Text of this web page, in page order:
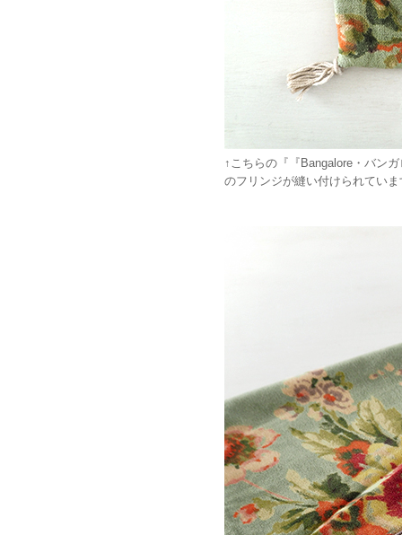
↑こちらの『『Bangalore・バン
のフリンジが縫い付けられてい